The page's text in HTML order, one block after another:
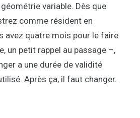
variable. Dès que
comme résident en
avez quatre mois pour le faire
un petit rappel au passage –,
a une durée de validité
Après ça, il faut changer.